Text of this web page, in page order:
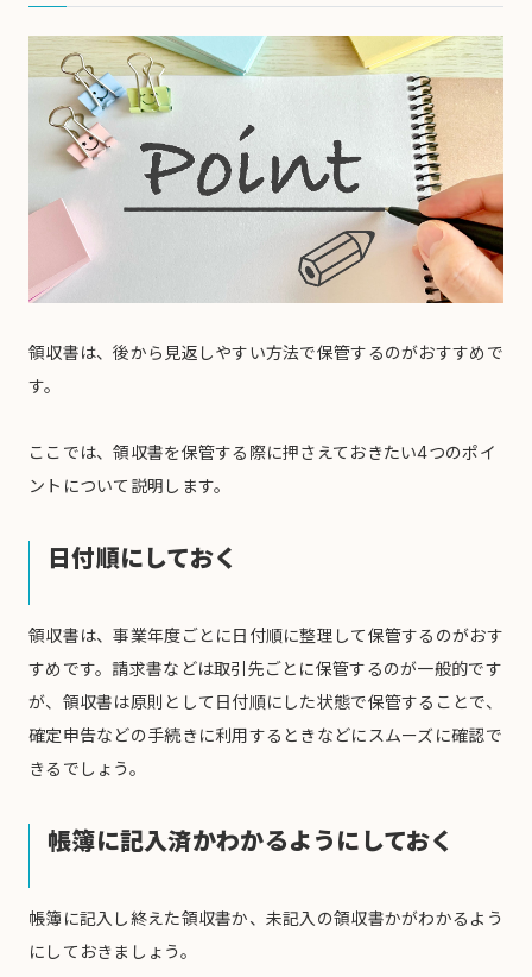
領収書は、後から見返しやすい方法で保管するのがおすすめで
す。
ここでは、領収書を保管する際に押さえておきたい4つのポイ
ントについて説明します。
日付順にしておく
領収書は、事業年度ごとに日付順に整理して保管するのがおす
すめです。請求書などは取引先ごとに保管するのが一般的です
が、領収書は原則として日付順にした状態で保管することで、
確定申告などの手続きに利用するときなどにスムーズに確認で
きるでしょう。
帳簿に記入済かわかるようにしておく
帳簿に記入し終えた領収書か、未記入の領収書かがわかるよう
にしておきましょう。